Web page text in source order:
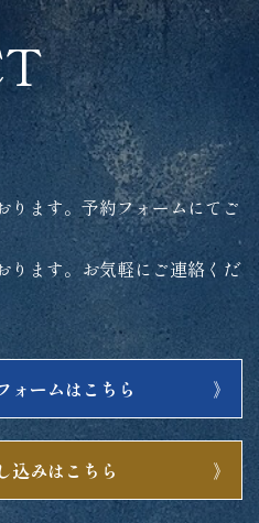
ります。予約フォームにてご
ります。お気軽にご連絡くだ
ォームはこちら
込みはこちら